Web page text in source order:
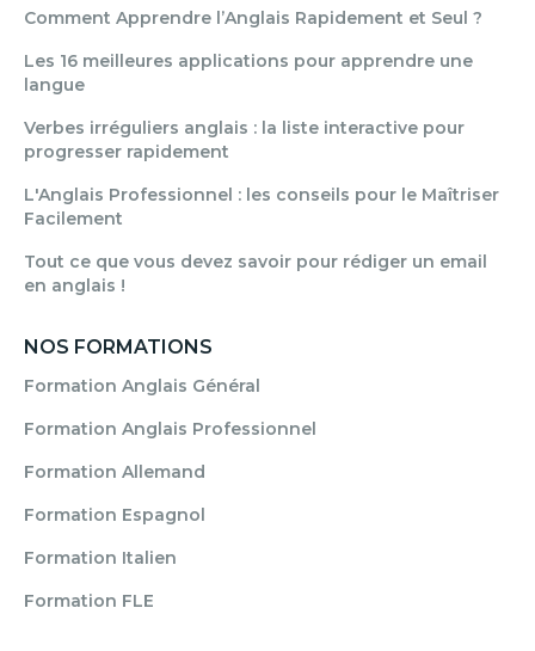
Comment Apprendre l’Anglais Rapidement et Seul ?
Les 16 meilleures applications pour apprendre une
langue
Verbes irréguliers anglais : la liste interactive pour
progresser rapidement
L'Anglais Professionnel : les conseils pour le Maîtriser
Facilement
Tout ce que vous devez savoir pour rédiger un email
en anglais !
NOS FORMATIONS
Formation Anglais Général
Formation Anglais Professionnel
Formation Allemand
Formation Espagnol
Formation Italien
Formation FLE